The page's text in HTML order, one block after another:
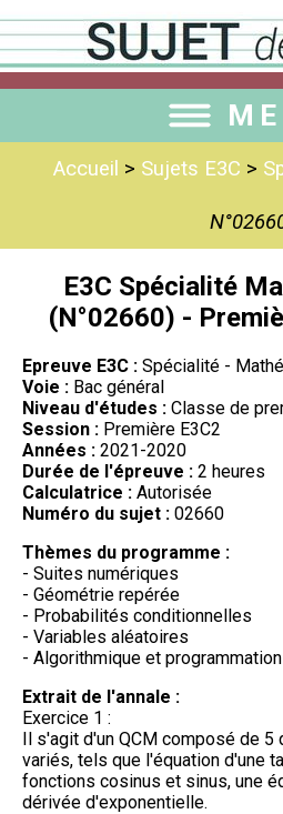
Accueil > Sujets E3C >
E3C Spécialité
(N°02660) -
Epreuve E3C : Spécialité -
Voie : Bac général
Niveau d'études : Classe de
Session : Première E3C2
Années : 2021-2020
Durée de l'épreuve : 2 heures
Calculatrice : Autorisée
Numéro du sujet : 02660
Thèmes du programme :
- Suites numériques
- Géométrie repérée
- Probabilités conditionnelles
- Variables aléatoires
- Algorithmique et programmation
Extrait de l'annale :
Exercice 1 :
Il s'agit d'un QCM composé de
variés, tels que l'équation d'une
fonctions cosinus et sinus, une
dérivée d'exponentielle.